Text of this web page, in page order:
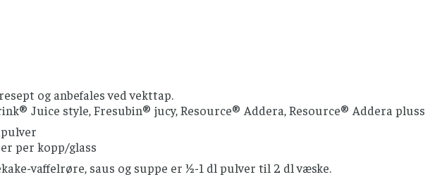
og anbefales ved vekttap.
Juice style, Fresubin® jucy, Resource® Addera, Resource® Addera pluss
per kopp/glass
vaffelrøre, saus og suppe er ½-1 dl pulver til 2 dl væske.